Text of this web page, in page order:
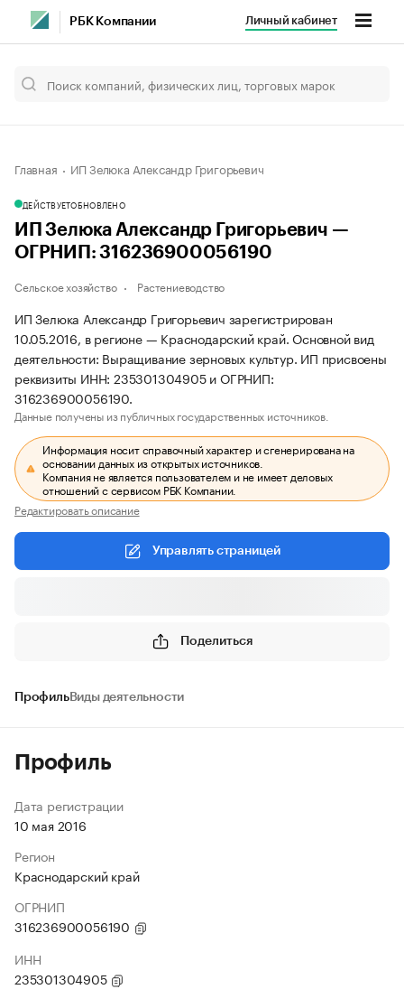
РБК Компании Личный кабинет
Главная ИП Зелюка Александр Григорьевич
ДЕЙСТВУЕТОБНОВЛЕНО
ИП Зелюка Александр Григорьевич —
ОГРНИП: 316236900056190
Сельское хозяйство Растениеводство
ИП Зелюка Александр Григорьевич зарегистрирован
10.05.2016, в регионе — Краснодарский край. Основной вид
деятельности: Выращивание зерновых культур. ИП присвоены
реквизиты ИНН: 235301304905 и ОГРНИП:
316236900056190.
Данные получены из публичных государственных источников.
Информация носит справочный характер и сгенерирована на
основании данных из открытых источников.
Компания не является пользователем и не имеет деловых
отношений с сервисом РБК Компании.
Редактировать описание
Управлять страницей
Поделиться
ПрофильВиды деятельности
Профиль
Дата регистрации
10 мая 2016
Регион
Краснодарский край
ОГРНИП
316236900056190
ИНН
235301304905